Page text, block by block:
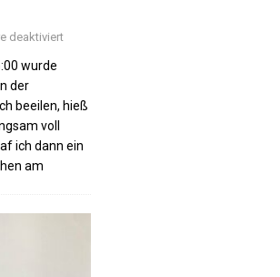
deaktiviert
wurde
der
beeilen, hieß
voll
ich dann ein
am